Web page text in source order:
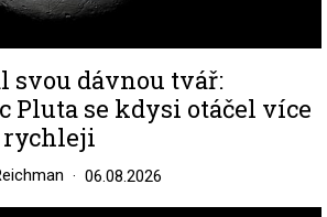
svou dávnou tvář:
Pluta se kdysi otáčel více
rychleji
06.08.2026